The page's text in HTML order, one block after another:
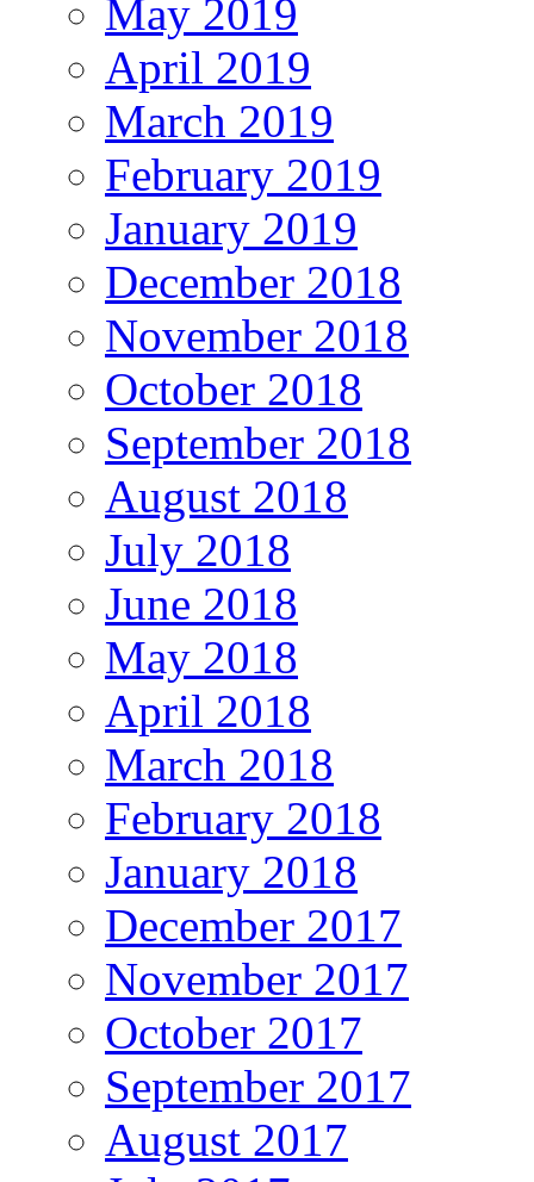
May 2019
April 2019
March 2019
February 2019
January 2019
December 2018
November 2018
October 2018
September 2018
August 2018
July 2018
June 2018
May 2018
April 2018
March 2018
February 2018
January 2018
December 2017
November 2017
October 2017
September 2017
August 2017